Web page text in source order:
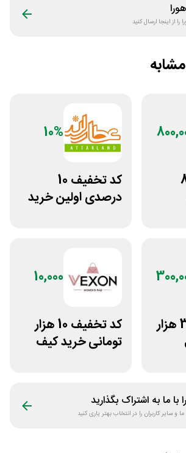
هورا
را از اینجا ارسال کنید
10%
کد تخفیف 10
درصدی اولین خرید
کد تخفیف 300 هزار
10,000
کد تخفیف 10 هزار
تومانی خرید کیف
ما به اشتراک بگذارید
سایر کاربران را در انتخاب بهتر یاری کنید